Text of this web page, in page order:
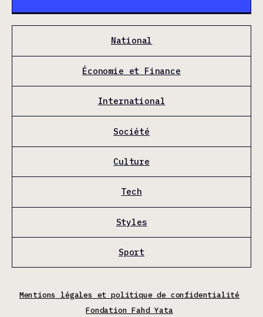
National
Économie et Finance
International
Société
Culture
Tech
Styles
Sport
Mentions légales et politique de confidentialité
Fondation Fahd Yata